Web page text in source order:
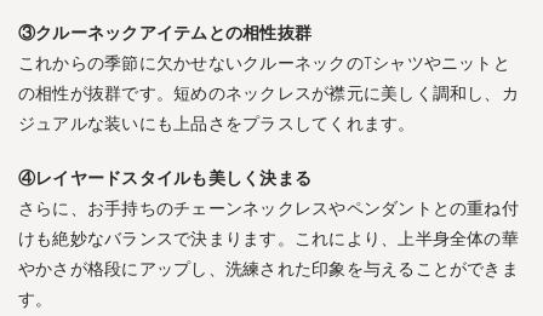
の
選
び
方
4
お
す
す
め
③クルーネックアイテムとの相性抜群
これからの季節に欠かせないクルーネックのTシャツやニットと
の相性が抜群です。短めのネックレスが襟元に美しく調和し、カ
ジュアルな装いにも上品さをプラスしてくれます。
④レイヤードスタイルも美しく決まる
さらに、お手持ちのチェーンネックレスやペンダントとの重ね付
けも絶妙なバランスで決まります。これにより、上半身全体の華
やかさが格段にアップし、洗練された印象を与えることができま
す。